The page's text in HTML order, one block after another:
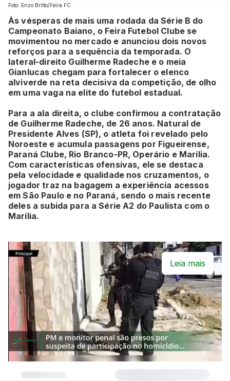
Foto: Enzo Britto/Feira FC
Às vésperas de mais uma rodada da Série B do
Campeonato Baiano, o Feira Futebol Clube se
movimentou no mercado e anunciou dois novos
reforços para a sequência da temporada. O
lateral-direito Guilherme Radeche e o meia
Gianlucas chegam para fortalecer o elenco
alviverde na reta decisiva da competição, de olho
em uma vaga na elite do futebol estadual.
Para a ala direita, o clube confirmou a contratação
de Guilherme Radeche, de 26 anos. Natural de
Presidente Alves (SP), o atleta foi revelado pelo
Noroeste e acumula passagens por Figueirense,
Paraná Clube, Rio Branco-PR, Operário e Marília.
Com características ofensivas, ele se destaca
pela velocidade e qualidade nos cruzamentos, o
jogador traz na bagagem a experiência acessos
em São Paulo e no Paraná, sendo o mais recente
deles a subida para a Série A2 do Paulista com o
Marília.
Leia mais